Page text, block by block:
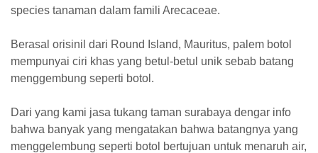
species tanaman dalam famili Arecaceae.
Berasal orisinil dari Round Island, Mauritus, palem botol
mempunyai ciri khas yang betul-betul unik sebab batang
menggembung seperti botol.
Dari yang kami jasa tukang taman surabaya dengar info
bahwa banyak yang mengatakan bahwa batangnya yang
menggelembung seperti botol bertujuan untuk menaruh air,